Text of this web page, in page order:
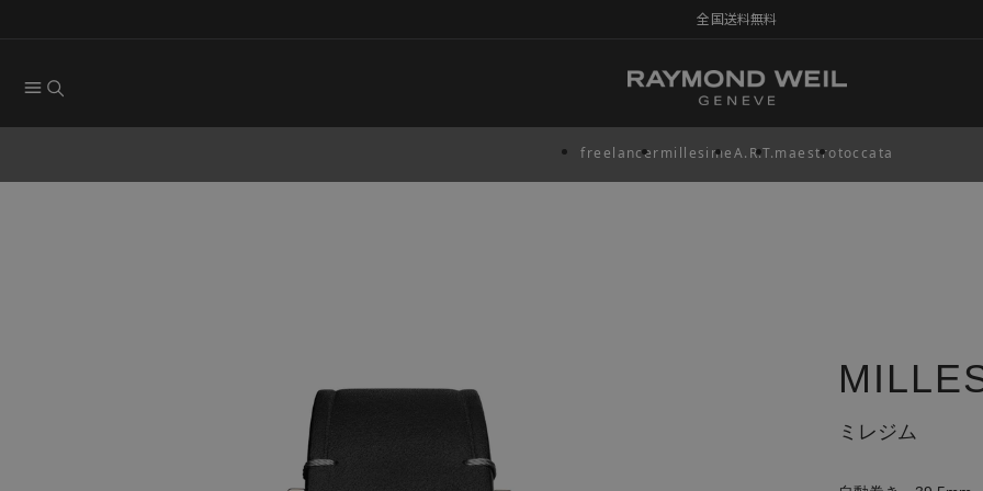
全国送料無料
freelancermillesimeA.R.T.maestrotoccata
ミレジム